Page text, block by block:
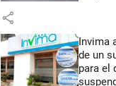
share
Invima
de un
para el